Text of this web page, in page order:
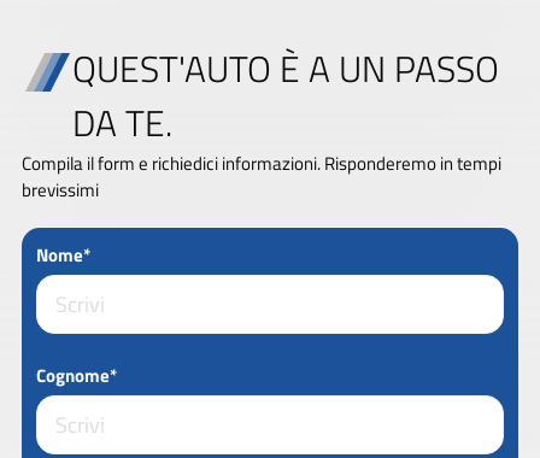
QUEST'AUTO È A UN PASSO
DA TE.
Compila il form e richiedici informazioni. Risponderemo in tempi
brevissimi
Nome*
Cognome*